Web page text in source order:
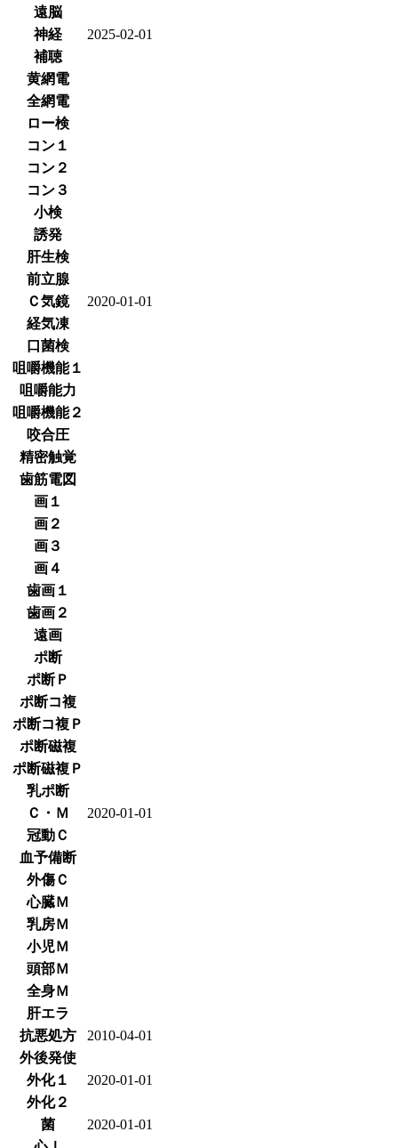
遠脳
神経
2025-02-01
補聴
黄網電
全網電
ロー検
コン１
コン２
コン３
小検
誘発
肝生検
前立腺
Ｃ気鏡
2020-01-01
経気凍
口菌検
咀嚼機能１
咀嚼能力
咀嚼機能２
咬合圧
精密触覚
歯筋電図
画１
画２
画３
画４
歯画１
歯画２
遠画
ポ断
ポ断Ｐ
ポ断コ複
ポ断コ複Ｐ
ポ断磁複
ポ断磁複Ｐ
乳ポ断
Ｃ・Ｍ
2020-01-01
冠動Ｃ
血予備断
外傷Ｃ
心臓Ｍ
乳房Ｍ
小児Ｍ
頭部Ｍ
全身Ｍ
肝エラ
抗悪処方
2010-04-01
外後発使
外化１
2020-01-01
外化２
菌
2020-01-01